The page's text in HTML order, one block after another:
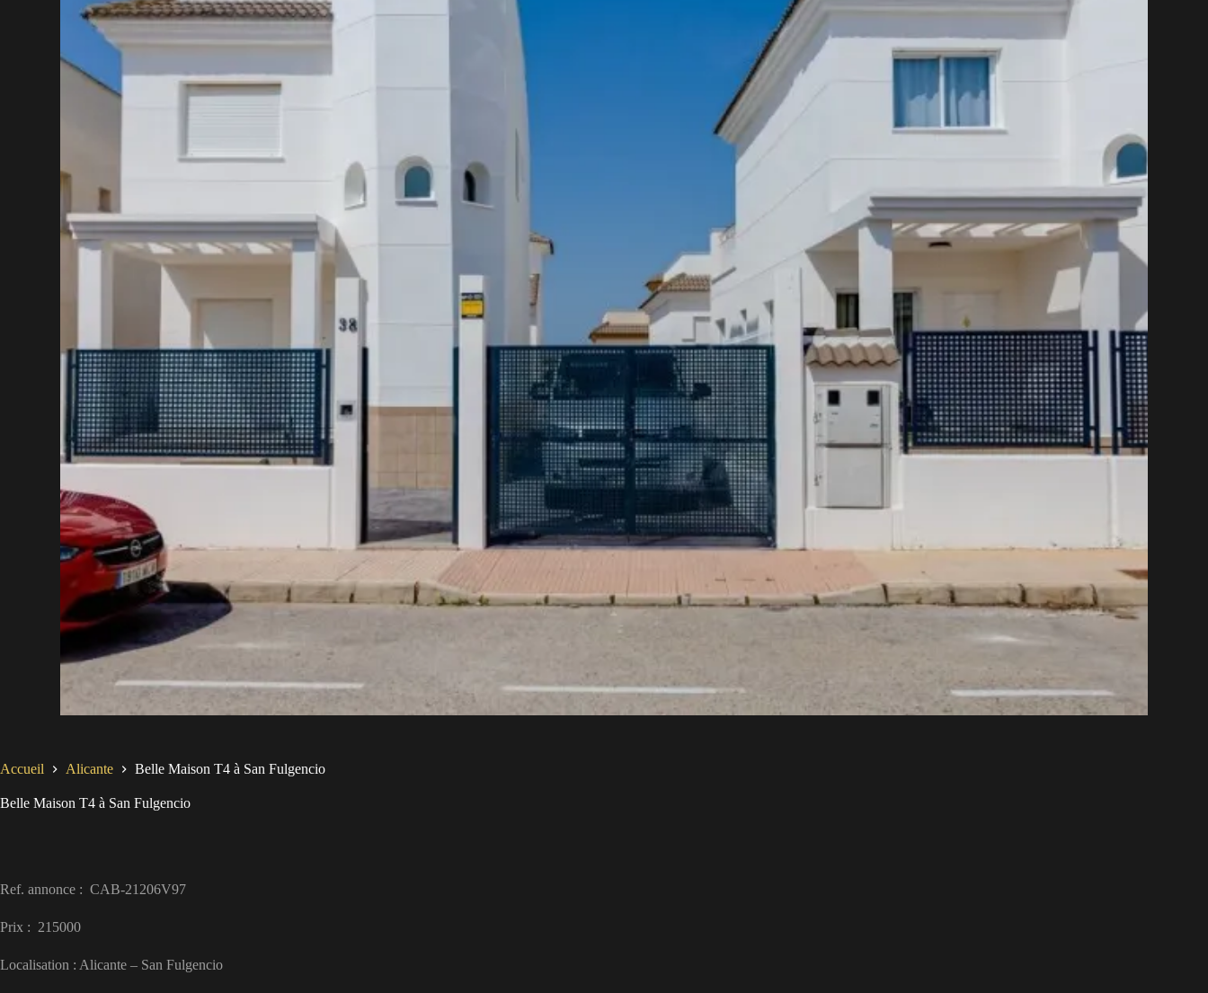
Accueil Alicante Belle Maison T4 à San Fulgencio
Belle Maison T4 à San Fulgencio
Ref. annonce : CAB-21206V97
Prix : 215000
Localisation : Alicante – San Fulgencio